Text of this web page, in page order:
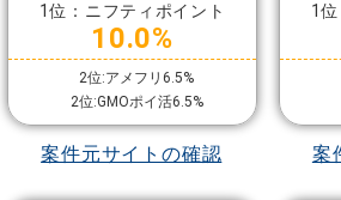
1位：ニフティポイント
10.0%
2位:アメフリ6.5%
2位:GMOポイ活6.5%
案件元サイトの確認
1
案